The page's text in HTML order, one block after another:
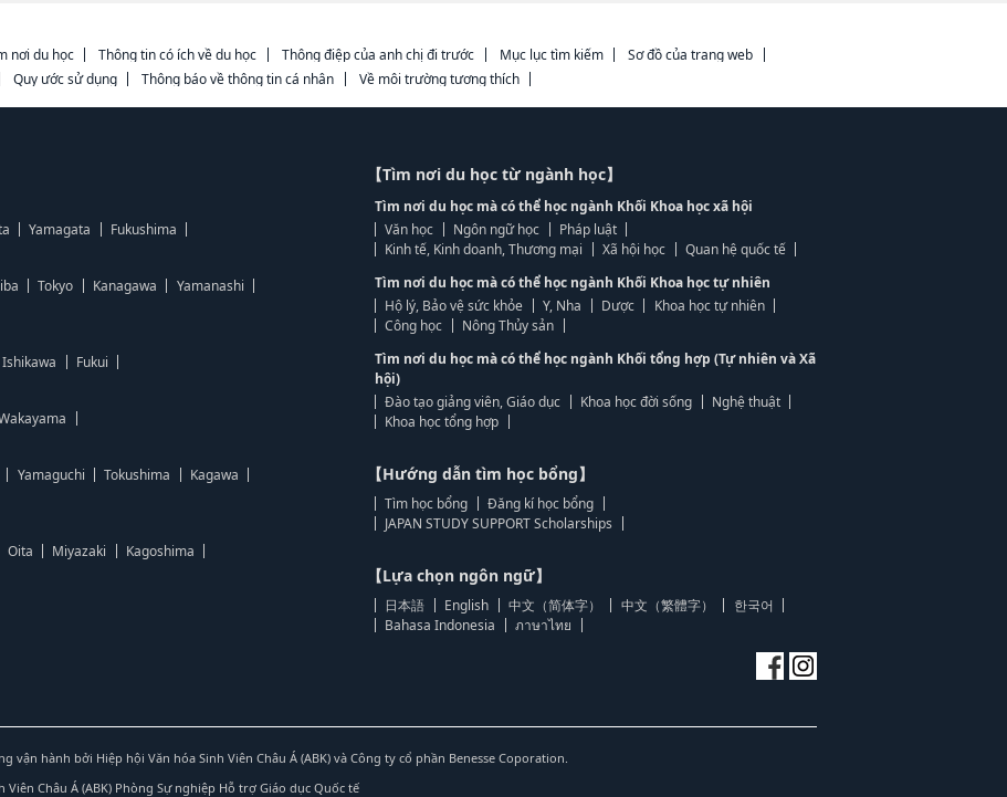
nơi du học Thông tin có ích về du học Thông điệp của anh chị đi trước Mục lục tìm kiếm
Sơ đồ của trang web
Quy ước sử dụng
Thông báo về thông tin cá nhân Về môi trường tương thích
Yamagata
Fukushima
Tokyo Kanagawa
Yamanashi
Ishikawa
Fukui
Yamaguchi Tokushima
Kagawa
Oita Miyazaki
Kagoshima
【Tìm nơi du học từ ngành học】
Tìm nơi du học mà có thể học ngành Khối Khoa học xã hội
Văn học
Ngôn ngữ học
Pháp luật
Kinh tế, Kinh doanh, Thương mại
Xã hội học
Quan hệ quốc tế
Tìm nơi du học mà có thể học ngành Khối Khoa học tự nhiên
Hộ lý, Bảo vệ sức khỏe
Y, Nha Dược
Khoa học tự nhiên
Công học
Nông Thủy sản
Tìm nơi du học mà có thể học ngành Khối tổng hợp (Tự nhiên và Xã
hội)
Đào tạo giảng viên, Giáo dục
Khoa học đời sống
Nghệ thuật
Khoa học tổng hợp
【Hướng dẫn tìm học bổng】
Tìm học bổng
Đăng kí học bổng
JAPAN STUDY SUPPORT Scholarships
【Lựa chọn ngôn ngữ】
日本語 English 中文（简体字） 中文（繁體字）
한국어
Bahasa Indonesia
ภาษาไทย
vận hành bởi Hiệp hội Văn hóa Sinh Viên Châu Á (ABK) và Công ty cổ phần Benesse Coporation.
Viên Châu Á (ABK) Phòng Sự nghiệp Hỗ trợ Giáo dục Quốc tế